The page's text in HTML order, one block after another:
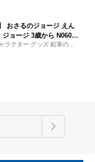
おさるのジョージ えん
ョージ 3歳から N06024
文具 雑貨
ラクター グッズ 鉛筆の持
備 入園準備